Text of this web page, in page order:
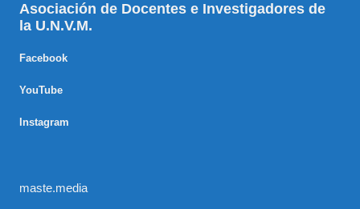
Asociación de Docentes e Investigadores de
la U.N.V.M.
Facebook
YouTube
Instagram
maste.media